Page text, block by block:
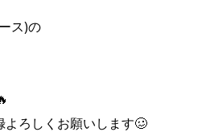
ス)の
ろしくお願いします🥴